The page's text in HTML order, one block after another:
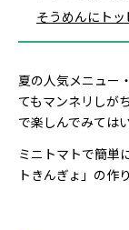
そうめんにト
夏の人気メニュー
てもマンネリしが
で楽しんでみては
ミニトマトで簡単
トきんぎょ」の作